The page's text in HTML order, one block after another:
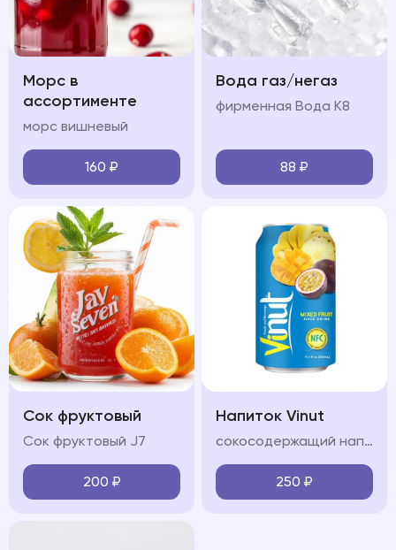
Морс в
ассортименте
морс вишневый
160 ₽
Вода газ/негаз
фирменная Вода К8
88 ₽
Сок фруктовый
Сок фруктовый J7
200 ₽
Напиток Vinut
сокосодержащий напиток с разными вкусами на выбор: инжир манго апельсин, яблоко, клюбника
250 ₽